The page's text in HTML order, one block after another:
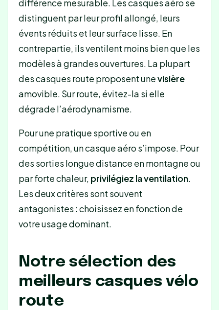
différence mesurable. Les casques aéro se
distinguent par leur profil allongé, leurs
évents réduits et leur surface lisse. En
contrepartie, ils ventilent moins bien que les
modèles à grandes ouvertures. La plupart
des casques route proposent unevisière
amovible. Sur route, évitez-la si elle
dégrade l’aérodynamisme.
Pour une pratique sportive ou en
compétition, un casque aéro s’impose. Pour
des sorties longue distance en montagne ou
par forte chaleur, privilégiez la ventilation.
Les deux critères sont souvent
antagonistes : choisissez en fonction de
votre usage dominant.
Notre sélection des
meilleurs casques vélo
route